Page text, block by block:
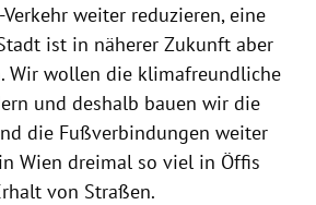
weiter reduzieren, eine
ist in näherer Zukunft aber
Wir wollen die klimafreundliche
und deshalb bauen wir die
die Fußverbindungen weiter
Wien dreimal so viel in Öffis
von Straßen.